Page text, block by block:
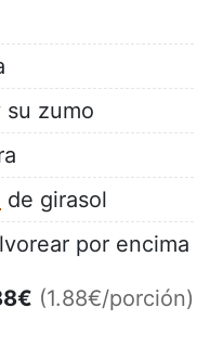
su zumo
de girasol
por encima
€ (1.88€/porción)